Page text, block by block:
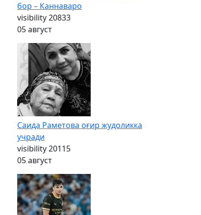
бор – Каннаваро
visibility20833
05 август
Саида Раметова оғир жудоликка
учради
visibility20115
05 август